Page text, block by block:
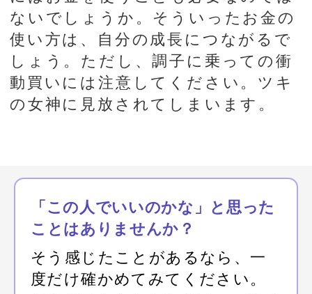
生年月日を入力するだけ。
30秒で完了します。
気に入ったら続きを読む、